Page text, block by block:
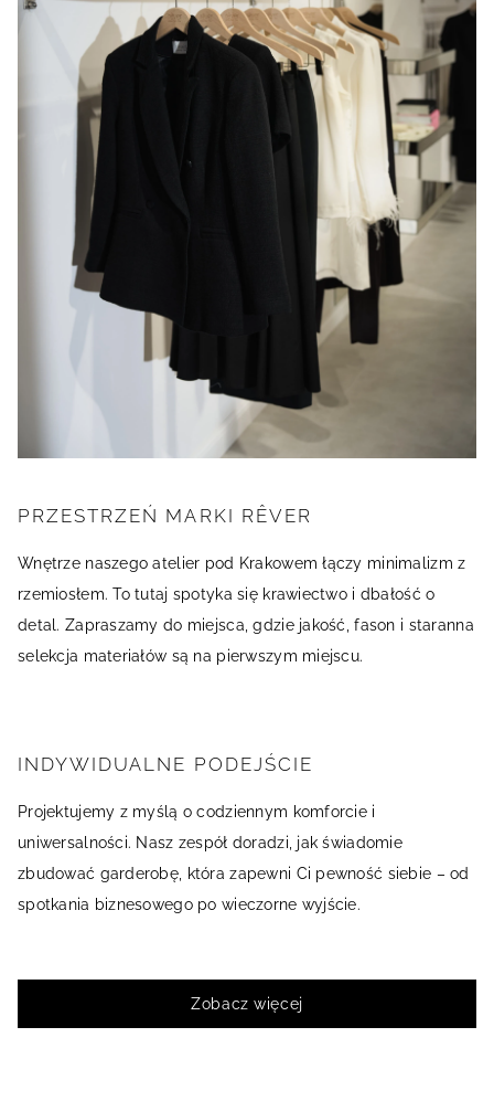
PRZESTRZEŃ MARKI RÊVER
Wnętrze naszego atelier pod Krakowem łączy minimalizm z
rzemiosłem. To tutaj spotyka się krawiectwo i dbałość o
detal. Zapraszamy do miejsca, gdzie jakość, fason i staranna
selekcja materiałów są na pierwszym miejscu.
INDYWIDUALNE PODEJŚCIE
Projektujemy z myślą o codziennym komforcie i
uniwersalności. Nasz zespół doradzi, jak świadomie
zbudować garderobę, która zapewni Ci pewność siebie – od
spotkania biznesowego po wieczorne wyjście.
Zobacz więcej